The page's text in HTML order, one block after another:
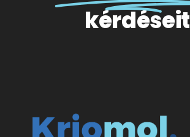
kérdéseit